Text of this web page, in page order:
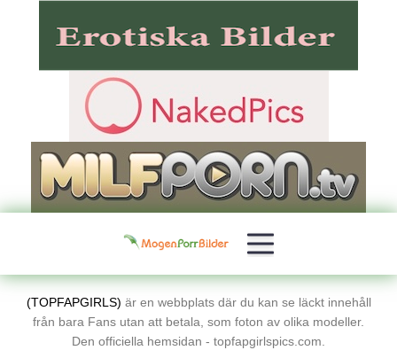
(TOPFAPGIRLS) är en webbplats där du kan se läckt innehåll
från bara Fans utan att betala, som foton av olika modeller.
Den officiella hemsidan - topfapgirlspics.com.